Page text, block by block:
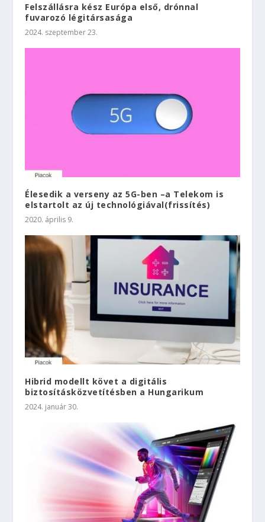
Felszállásra kész Európa első, drónnal
fuvarozó légitársasága
2024. szeptember 23.
Élesedik a verseny az 5G-ben –a Telekom is
elstartolt az új technológiával(frissítés)
2020. április 9.
Hibrid modellt követ a digitális
biztosításközvetítésben a Hungarikum
2024. január 30.